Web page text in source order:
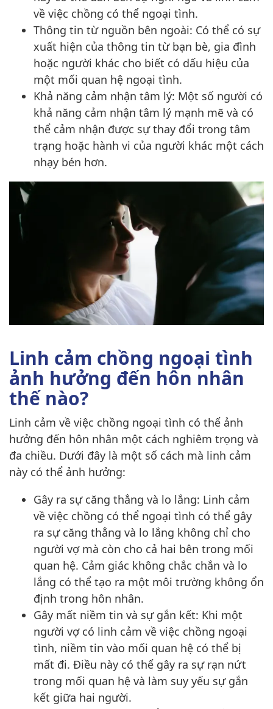
về việc chồng có thể ngoại tình.
Thông tin từ nguồn bên ngoài: Có thể có sự
xuất hiện của thông tin từ bạn bè, gia đình
hoặc người khác cho biết có dấu hiệu của
một mối quan hệ ngoại tình.
Khả năng cảm nhận tâm lý: Một số người có
khả năng cảm nhận tâm lý mạnh mẽ và có
thể cảm nhận được sự thay đổi trong tâm
trạng hoặc hành vi của người khác một cách
nhạy bén hơn.
Linh cảm chồng ngoại tình
ảnh hưởng đến hôn nhân
thế nào?
Linh cảm về việc chồng ngoại tình có thể ảnh
hưởng đến hôn nhân một cách nghiêm trọng và
đa chiều. Dưới đây là một số cách mà linh cảm
này có thể ảnh hưởng:
Gây ra sự căng thẳng và lo lắng: Linh cảm
về việc chồng có thể ngoại tình có thể gây
ra sự căng thẳng và lo lắng không chỉ cho
người vợ mà còn cho cả hai bên trong mối
quan hệ. Cảm giác không chắc chắn và lo
lắng có thể tạo ra một môi trường không ổn
định trong hôn nhân.
Gây mất niềm tin và sự gắn kết: Khi một
người vợ có linh cảm về việc chồng ngoại
tình, niềm tin vào mối quan hệ có thể bị
mất đi. Điều này có thể gây ra sự rạn nứt
trong mối quan hệ và làm suy yếu sự gắn
kết giữa hai người.